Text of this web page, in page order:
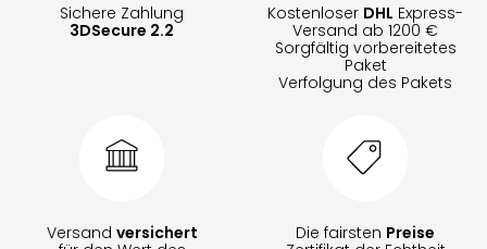
Sichere Zahlung
3DSecure 2.2
Kostenloser DHL Express-
Versand ab 1200 €
Sorgfältig vorbereitetes
Paket
Verfolgung des Pakets
Versand versichert
Die fairsten Preise